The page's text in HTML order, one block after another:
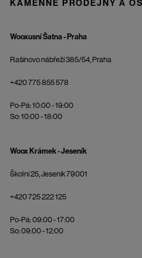
KAMENNÉ PRODEJNY A
Wooxusní Šatna - Praha
Rašínovo nábřeží 385/54, Praha
+420 775 855 578
Po-Pá: 10:00 - 19:00
So: 10:00 - 18:00
Woox Krámek - Jeseník
Školní 25, Jeseník 79001
+420 725 222 125
Po-Pá: 09:00 - 17:00
So: 09:00 - 12:00